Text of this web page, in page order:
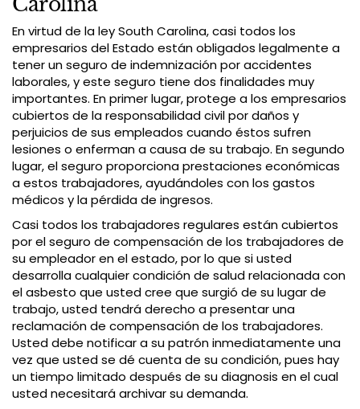
En virtud de la ley South Carolina, casi todos los
empresarios del Estado están obligados legalmente a
tener un seguro de indemnización por accidentes
laborales, y este seguro tiene dos finalidades muy
importantes. En primer lugar, protege a los empresarios
cubiertos de la responsabilidad civil por daños y
perjuicios de sus empleados cuando éstos sufren
lesiones o enferman a causa de su trabajo. En segundo
lugar, el seguro proporciona prestaciones económicas
a estos trabajadores, ayudándoles con los gastos
médicos y la pérdida de ingresos.
Casi todos los trabajadores regulares están cubiertos
por el seguro de compensación de los trabajadores de
su empleador en el estado, por lo que si usted
desarrolla cualquier condición de salud relacionada con
el asbesto que usted cree que surgió de su lugar de
trabajo, usted tendrá derecho a presentar una
reclamación de compensación de los trabajadores.
Usted debe notificar a su patrón inmediatamente una
vez que usted se dé cuenta de su condición, pues hay
un tiempo limitado después de su diagnosis en el cual
usted necesitará archivar su demanda.